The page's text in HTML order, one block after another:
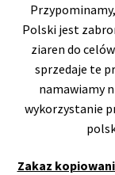
Polski jest
ziaren do
sprzedaje te
namawiamy
wykorzystanie
Zakaz